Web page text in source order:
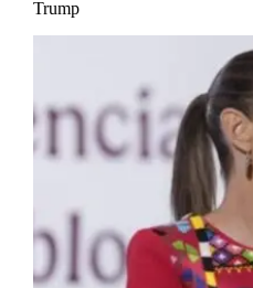
Trump